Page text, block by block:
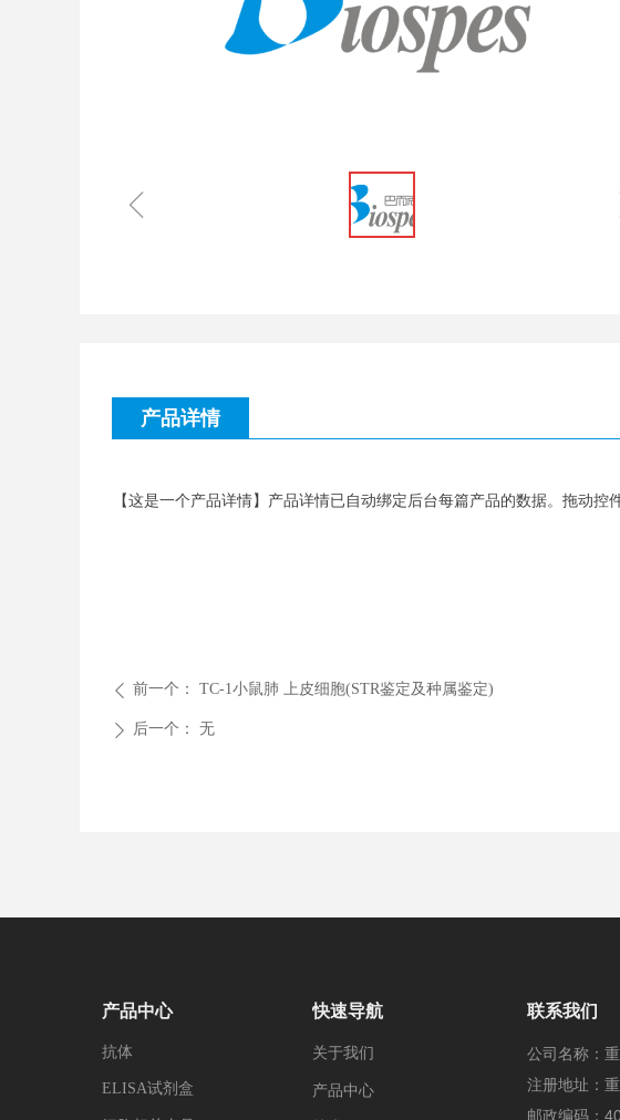
ꁆ
产品详情
【这是一个产品详情】产品详情已自动绑定后台每篇产品的数据。拖动
ꄴ 前一个： TC-1小鼠肺 上皮细胞(STR鉴定及种属鉴定)
ꄲ 后一个： 无
产品中心
抗体
ELISA试剂盒
快速导航
关于我们
产品中心
联系我们
公司名称：
注册地址：
邮政编码：